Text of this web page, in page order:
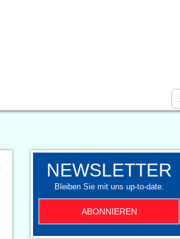
NEWSLETTER
Bleiben Sie mit uns up-to-date.
ABONNIEREN